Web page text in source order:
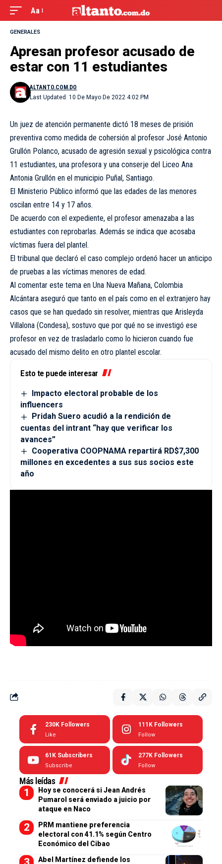
Aa
GENERALES
Apresan profesor acusado de
estar con 11 estudiantes
Last Updated: 10 De Mayo De 2022 4:02 PM
ALTANTO.COM.DO
Un juez de atención permanente dictó 18 meses de prisión
preventiva como medida de cohersión al profesor José Antonio
Grullón Polanco, acusado de agresión sexual y psicológica contra
11 estudiantes, una profesora y una conserje del Liceo Ana
Antonia Grullón en el municipio Puñal, Santiago.
El Ministerio Público informó que las edades de las menores
oscilan entre 14 y 17 años.
De acuerdo con el expediente, el profesor amenazaba a las
estudiantes con reprobarlas. Además se indica que acosaba
víctimas fuera del plantel.
El tribunal que declaró el caso complejo ordenó hacer un anticipo
de pruebas a las víctimas menores de edad.
Al comentar este tema en Una Nueva Mañana, Colombia
Alcántara aseguró que tanto en el país como en el extranjero hay
casos que se han quedado sin resolver, mientras que Arisleyda
Villalona (Condesa), sostuvo que por qué no se investigó ese
profesor en vez de trasladarlo como lo hicieron cuando fue
acusado del mismo delito en otro plantel escolar.
Esto te puede interesar
Impacto electoral probable de los
influencers
Pridah Suero acudió a la rendición de
cuentas del intrant “hay que verificar los
avances”
Cooperativa COOPNAMA repartirá RD$7,300
millones en excedentes a sus sus socios este
año
230K Followers
Like
111K Followers
Follow
61K Subscribers
Subscribe
277K Followers
Follow
Más leídas
Hoy se conocerá si Jean Andrés
Pumarol será enviado a juicio por
ataque en Naco
PRM mantiene preferencia
electoral con 41.1% según Centro
Económico del Cibao
Abel Martínez defiende los